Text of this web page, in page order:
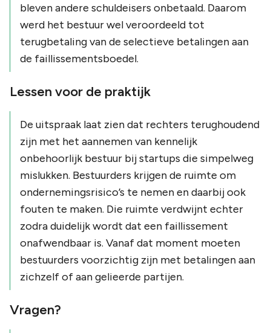
bleven andere schuldeisers onbetaald. Daarom
werd het bestuur wel veroordeeld tot
terugbetaling van de selectieve betalingen aan
de faillissementsboedel.
Lessen voor de praktijk
De uitspraak laat zien dat rechters terughoudend
zijn met het aannemen van kennelijk
onbehoorlijk bestuur bij startups die simpelweg
mislukken. Bestuurders krijgen de ruimte om
ondernemingsrisico’s te nemen en daarbij ook
fouten te maken. Die ruimte verdwijnt echter
zodra duidelijk wordt dat een faillissement
onafwendbaar is. Vanaf dat moment moeten
bestuurders voorzichtig zijn met betalingen aan
zichzelf of aan gelieerde partijen.
Vragen?